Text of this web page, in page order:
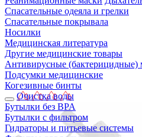
Спасательные одеяла и грелки
Спасательные покрывала
Носилки
Медицинская литература
Другие медицинские товары
Антивирусные (бактерицидные)
Подсумки медицинские
Когезивные бинты
Очистка воды
Бутылки без BPA
Бутылки с фильтром
Гидраторы и питьевые системы